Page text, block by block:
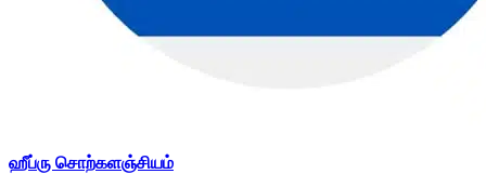
ஹீப்ரு சொற்களஞ்சியம்